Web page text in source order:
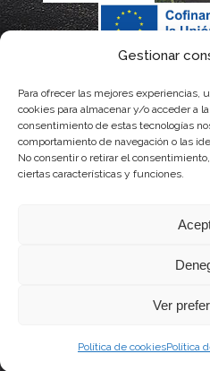
Gestionar
Para ofrecer las mejores experiencias,
cookies para almacenar y/o acceder a
consentimiento de estas tecnologías
comportamiento de navegación o las
No consentir o retirar el
ciertas características y funciones.
Ver
Política de cookiesPolítica
La gestión de la DOP
Regulador es financiada,
Instituto Canario de